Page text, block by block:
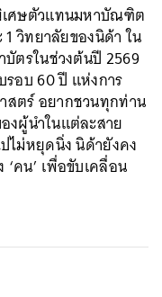
เศษตัวแทนมหาบัณฑิต
วิทยาลัยของนิด้า ใน
ตรในช่วงต้นปี 2569
อบ 60 ปี แห่งการ
ตร์ อยากชวนทุกท่าน
ผู้นำในแต่ละสาย
ไม่หยุดนิ่ง นิด้ายังคง
คน’ เพื่อขับเคลื่อน